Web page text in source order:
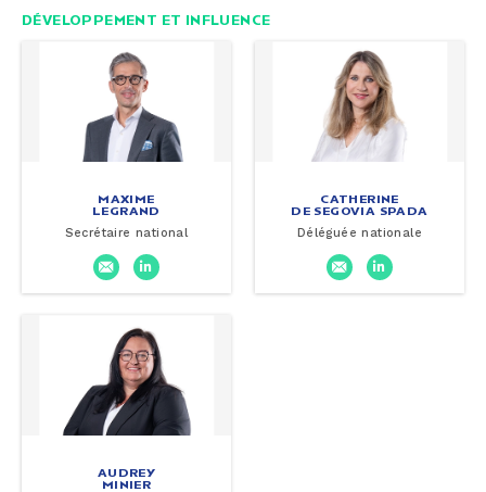
DÉVELOPPEMENT ET INFLUENCE
MAXIME
LEGRAND
Secrétaire national
CATHERINE
DE SEGOVIA SPADA
Déléguée nationale
AUDREY
MINIER